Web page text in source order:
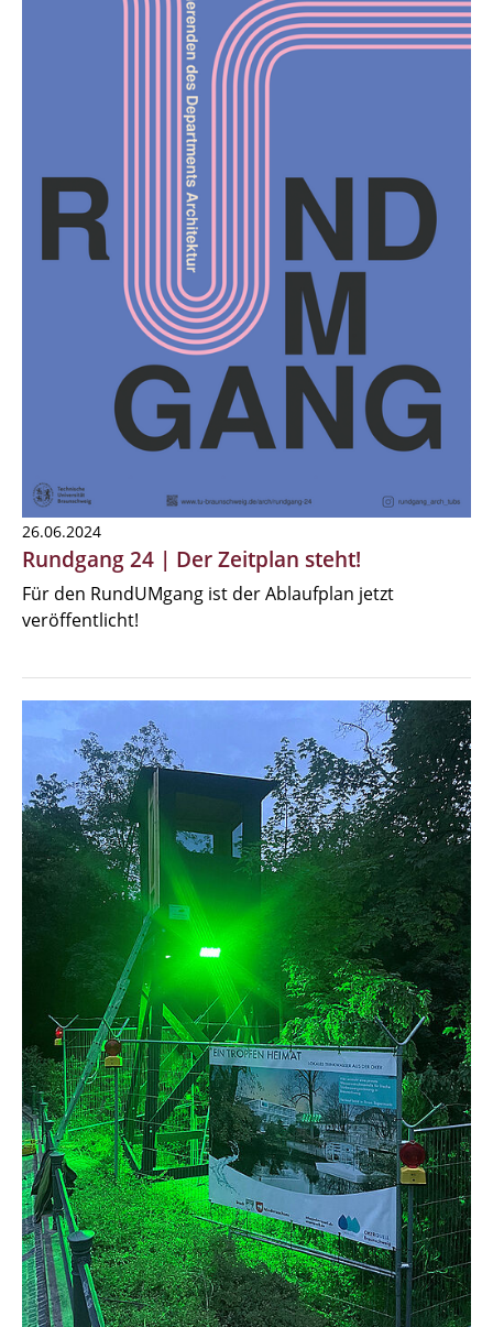
26.06.2024
Rundgang 24 | Der Zeitplan steht!
Für den RundUMgang ist der Ablaufplan jetzt
veröffentlicht!